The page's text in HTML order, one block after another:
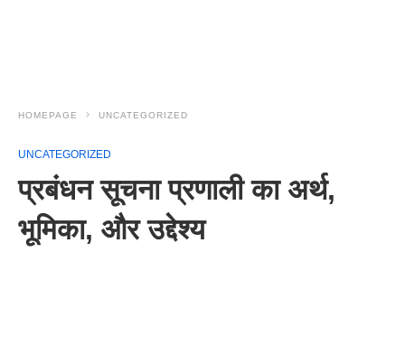
HOMEPAGE UNCATEGORIZED
UNCATEGORIZED
प्रबंधन सूचना प्रणाली का अर्थ,
भूमिका, और उद्देश्य